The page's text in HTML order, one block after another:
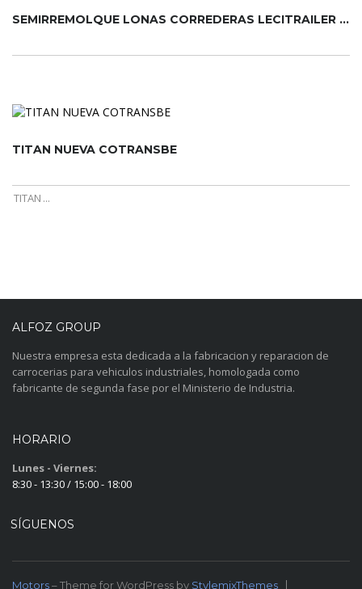
SEMIRREMOLQUE LONAS CORREDERAS LECITRAILER 2011
TITAN NUEVA COTRANSBE
TITAN ...
ALFOZ GROUP
Nuestra empresa esta dedicada a la fabricacion y reparacion de
carrocerias para vehiculos industriales, homologada como
fabricante de segunda fase por el Ministerio de Industria.
HORARIO
Lunes - Viernes:
8:30 - 13:30 / 15:00 - 18:00
SÍGUENOS
Motors– Theme for WordPress by StylemixThemes